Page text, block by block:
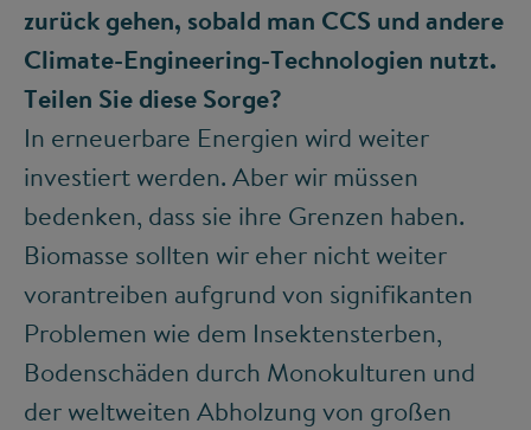
zurück gehen, sobald man CCS und andere
Climate-Engineering-Technologien nutzt.
Teilen Sie diese Sorge?
In erneuerbare Energien wird weiter
investiert werden. Aber wir müssen
bedenken, dass sie ihre Grenzen haben.
Biomasse sollten wir eher nicht weiter
vorantreiben aufgrund von signifikanten
Problemen wie dem Insektensterben,
Bodenschäden durch Monokulturen und
der weltweiten Abholzung von großen